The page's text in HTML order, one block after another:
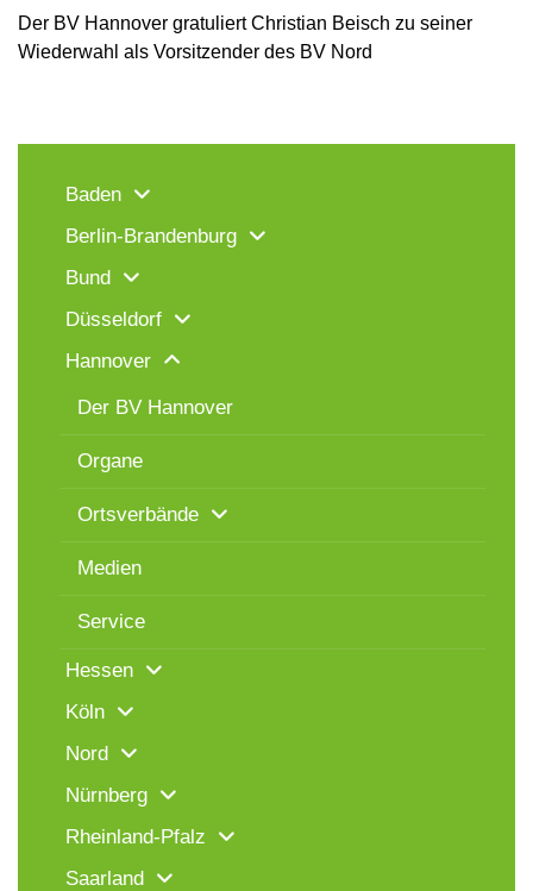
Der BV Hannover gratuliert Christian Beisch zu seiner
Wiederwahl als Vorsitzender des BV Nord
Baden
Berlin-Brandenburg
Bund
Düsseldorf
Hannover
Der BV Hannover
Organe
Ortsverbände
Medien
Service
Hessen
Köln
Nord
Nürnberg
Rheinland-Pfalz
Saarland